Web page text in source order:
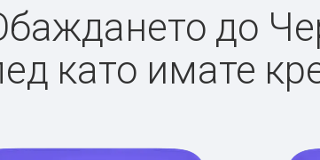
до
като имате